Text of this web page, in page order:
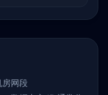
房网段